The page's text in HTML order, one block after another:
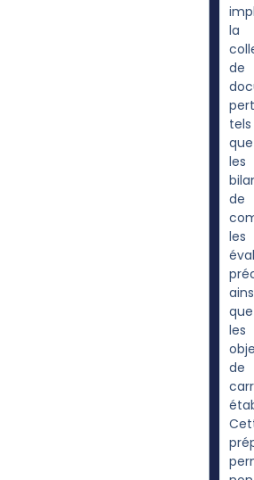
la
de
tels
que
les
de
les
que
les
de